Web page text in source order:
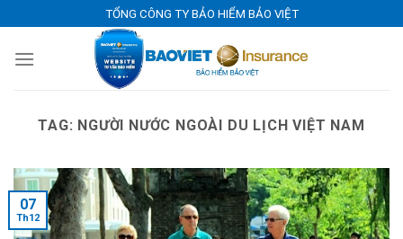
to
content
TỔNG CÔNG TY BẢO HIỂM BẢO VIỆT
TAG: NGƯỜI NƯỚC NGOÀI DU LỊCH VIỆT NAM
07
Th12